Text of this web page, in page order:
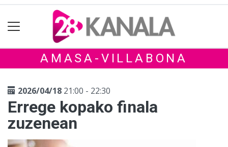
AMASA-VILLABONA
2026/04/18 21:00 - 22:30
Errege kopako finala
zuzenean